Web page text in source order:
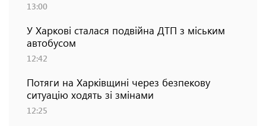
13:00
У Харкові сталася подвійна ДТП з міським
автобусом
12:42
Потяги на Харківщині через безпекову
ситуацію ходять зі змінами
12:25